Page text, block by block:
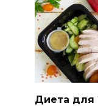
Диета для